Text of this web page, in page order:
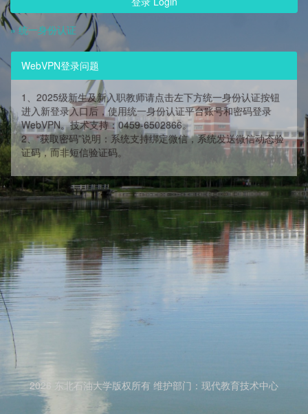
» 统一身份认证
WebVPN登录问题
1、2025级新生及新入职教师请点击左下方统一身份认证按钮
进入新登录入口后，使用统一身份认证平台账号和密码登录
WebVPN。技术支持：0459-6502866。
2、“获取密码”说明：系统支持绑定微信，系统发送微信动态验
证码，而非短信验证码。
2026 东北石油大学版权所有 维护部门：现代教育技术中心